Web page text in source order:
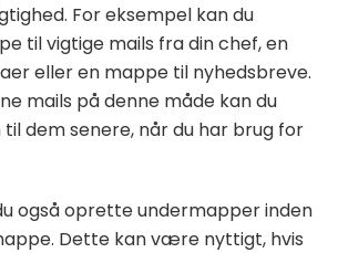
For eksempel kan du
til vigtige mails fra din chef, en
eller en mappe til nyhedsbreve.
mails på denne måde kan du
dem senere, når du har brug for
også oprette undermapper inden
Dette kan være nyttigt, hvis